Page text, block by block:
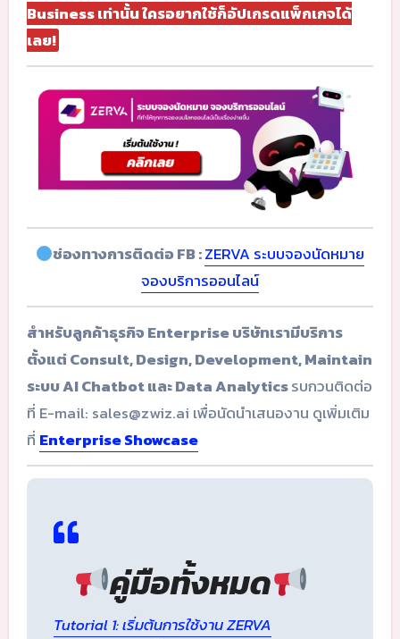
Business เท่านั้น ใครอยากใช้ก็อัปเกรดแพ็กเกจได้
เลย!
ช่องทางการติดต่อ FB :ZERVA ระบบจองนัดหมาย
จองบริการออนไลน์
สำหรับลูกค้าธุรกิจ Enterprise บริษัทเรามีบริการ
ตั้งแต่ Consult, Design, Development, Maintain
ระบบ AI Chatbot และ Data Analyticsรบกวนติดต่อ
ที่ E-mail: sales@zwiz.ai เพื่อนัดนำเสนองาน ดูเพิ่มเติม
ที่ Enterprise Showcase
คู่มือทั้งหมด
Tutorial 1: เริ่มต้นการใช้งาน ZERVA